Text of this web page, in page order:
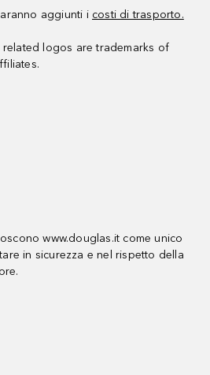
aggiunti i costi di trasporto.
logos are trademarks of
www.douglas.it come unico
in sicurezza e nel rispetto della